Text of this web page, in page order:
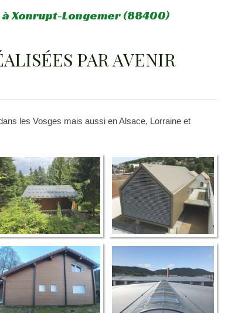
à Xonrupt-Longemer (88400)
PAR AVENIR
les Vosges mais aussi en Alsace, Lorraine et